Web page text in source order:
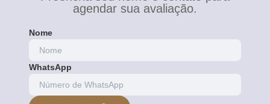
agendar sua avaliação.
Nome
WhatsApp